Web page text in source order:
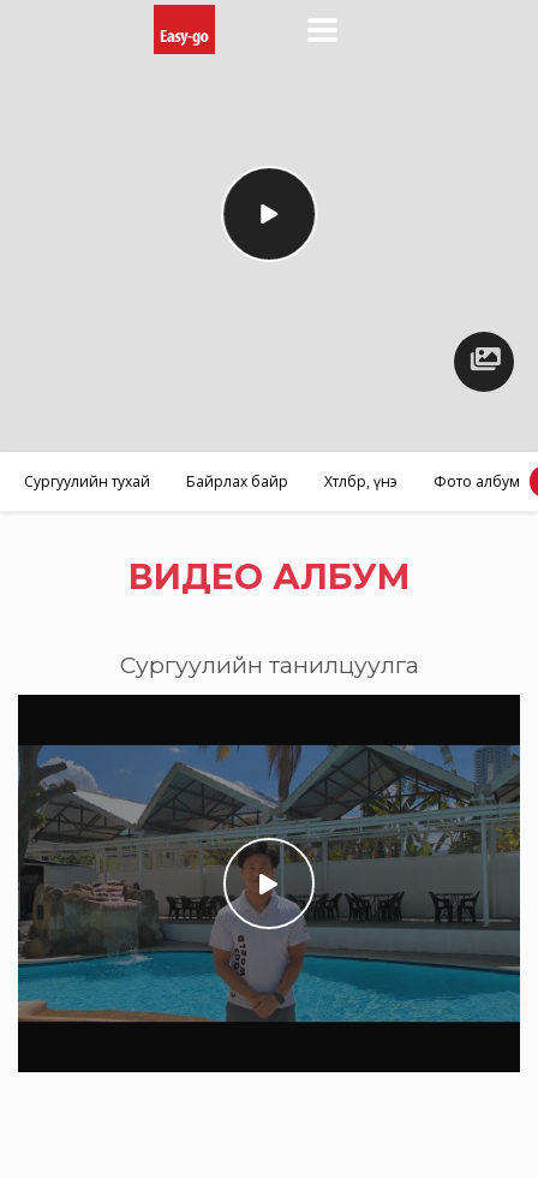
Сургуулийн тухай Байрлах байр Хөтөлбөр, үнэ Фото албум
ВИДЕО АЛБУМ
Сургуулийн танилцуулга